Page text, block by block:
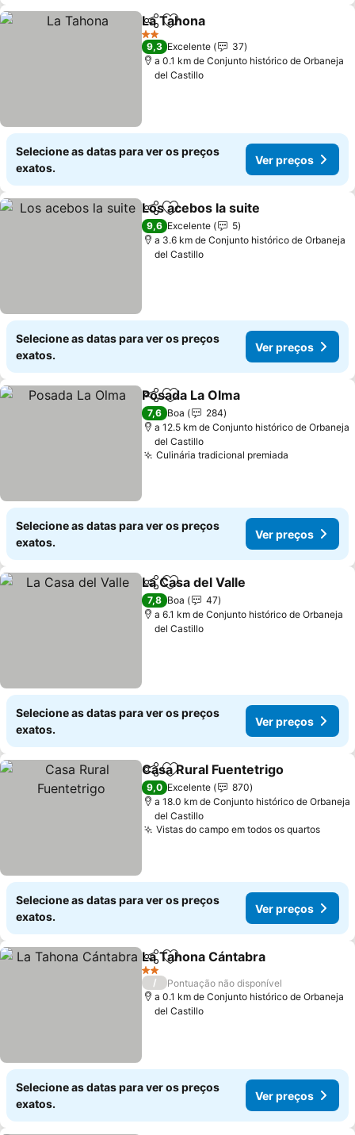
PartilharAdicionar aos favoritos
La Tahona
2 Estrelas
9,3 Excelente
37
a 0.1 km de Conjunto histórico de Orbaneja
del Castillo
Selecione as datas para ver os preços
exatos.
Ver preços
PartilharAdicionar aos favoritos
Los acebos la suite
9,6 Excelente
5
a 3.6 km de Conjunto histórico de Orbaneja
del Castillo
Selecione as datas para ver os preços
exatos.
Ver preços
PartilharAdicionar aos favoritos
Posada La Olma
7,6 Boa
284
a 12.5 km de Conjunto histórico de Orbaneja
del Castillo
Culinária tradicional premiada
Selecione as datas para ver os preços
exatos.
Ver preços
PartilharAdicionar aos favoritos
La Casa del Valle
7,8 Boa
47
a 6.1 km de Conjunto histórico de Orbaneja
del Castillo
Selecione as datas para ver os preços
exatos.
Ver preços
PartilharAdicionar aos favoritos
Casa Rural Fuentetrigo
9,0 Excelente
870
a 18.0 km de Conjunto histórico de Orbaneja
del Castillo
Vistas do campo em todos os quartos
Selecione as datas para ver os preços
exatos.
Ver preços
PartilharAdicionar aos favoritos
La Tahona Cántabra
2 Estrelas
/
Pontuação não disponível
a 0.1 km de Conjunto histórico de Orbaneja
del Castillo
Selecione as datas para ver os preços
exatos.
Ver preços